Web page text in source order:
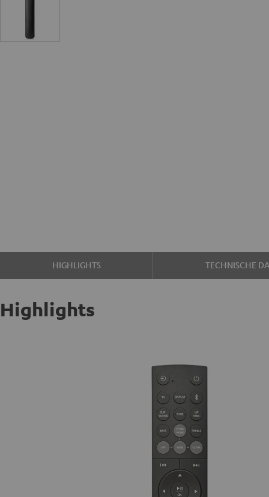
HIGHLIGHTS TECHNISCHE
Highlights